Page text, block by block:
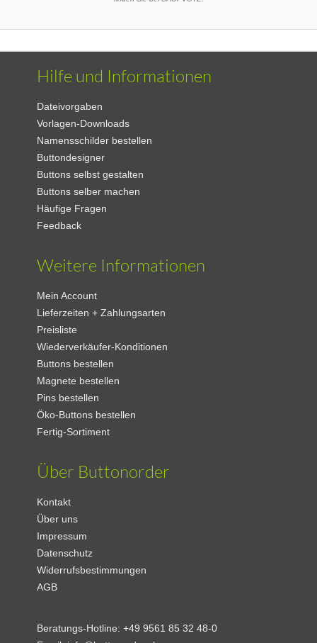
Hilfe und Informationen
Dateivorgaben
Vorlagen-Downloads
Namensschilder bestellen
Buttondesigner
Buttons selbst gestalten
Buttons selber machen
Häufige Fragen
Feedback
Weitere Informationen
Mein Account
Lieferzeiten + Zahlungsarten
Preisliste
Wiederverkäufer-Konditionen
Buttons bestellen
Magnete bestellen
Pins bestellen
Öko-Buttons bestellen
Fertig-Sortiment
Über Buttonorder
Kontakt
Über uns
Impressum
Datenschutz
Widerrufsbestimmungen
AGB
Beratungs-Hotline:+49 9561 85 32 48-0